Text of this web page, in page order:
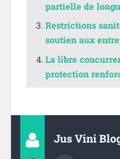
partielle de
Restrictions
soutien aux
La libre
protection
Jus Vini